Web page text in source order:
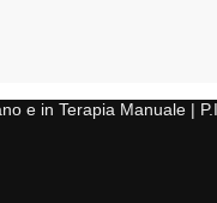
e in Terapia Manuale |